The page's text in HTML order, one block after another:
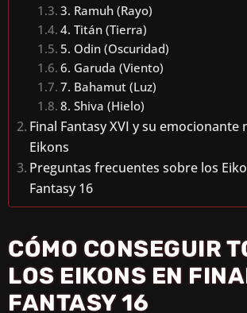
3. Ramuh (Rayo)
4. Titán (Tierra)
5. Odin (Oscuridad)
6. Garuda (Viento)
7. Bahamut (Luz)
8. Shiva (Hielo)
Final Fantasy XVI y su emocionante
Eikons
Preguntas frecuentes sobre los
Fantasy 16
CÓMO CONSEGUIR
LOS EIKONS EN
FANTASY 16